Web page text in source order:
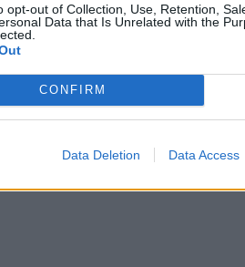
opt-out of Collection, Use, Retention,
Data that Is Unrelated with the
CONFIRM
Data Deletion Data Access
Příbram turnaj tým